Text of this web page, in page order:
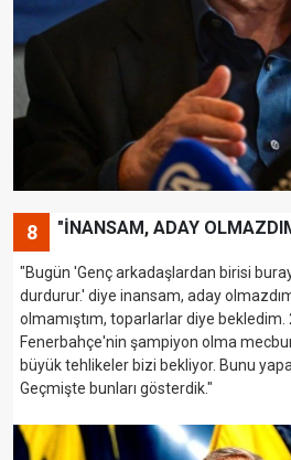
8 "İNANSAM, ADAY
"Bugün 'Genç arkadaşlardan birisi
durdurur.' diye inansam, aday
olmamıştım, toparlarlar diye
Fenerbahçe'nin şampiyon olma
büyük tehlikeler bizi bekliyor. Bunu
Geçmişte bunları gösterdik."